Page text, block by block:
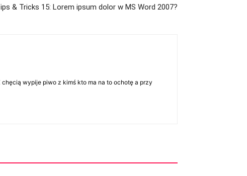
& Tricks 15: Lorem ipsum dolor w MS Word 2007?
wypije piwo z kimś kto ma na to ochotę a przy